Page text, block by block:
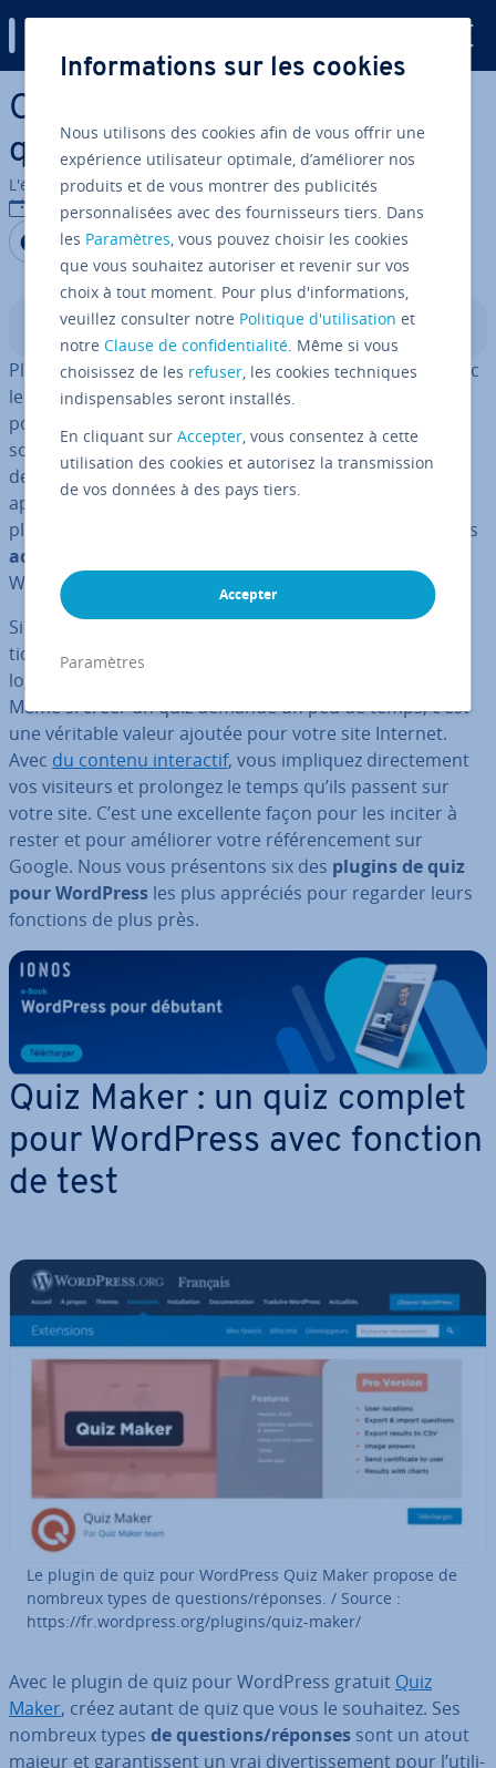
Aller au contenu principal
Com­pa­ra­tif de six plugins de
quiz pour WordPress
L'équipe édi­to­riale IONOS
15/09/2022
Partager sur Facebook
Partager sur Twitter
Partager sur LinkedIn
Sommaire
Plus de 35 % de tous les sites Internet ont été créés avec
le système de gestion de contenus WordPress. Ce CMS
populaire, avec plus de
son­na­li­ser très pré­ci­sé­ment les pages d’un site grâce à
des fonctions sup­plé­men­taires. Sont notamment
appréciés les plugins pour intégrer un ca­len­drier, les
plugins de cache ou les systèmes de boutiques. Une fois
activés
WordPress et, bien souvent, gra­tui­te­ment.
Si vous souhaitezintégrer un quizdans votre ins­tal­la­
tion WordPress, nul besoin de savoir pro­gram­mer un
logiciel. Il vous suffit de trouver un plugin spé­cia­lisé.
Même si créer un quiz demande un peu de temps, c’est
une véritable valeur ajoutée pour votre site Internet.
Avec du contenu in­te­rac­tif, vous impliquez di­rec­te­ment
vos visiteurs et prolongez le temps qu’ils passent sur
votre site. C’est une ex­cel­lente façon pour les inciter à
rester et pour améliorer votre ré­fé­ren­ce­ment sur
Google. Nous vous pré­sen­tons six des plugins de quiz
pour WordPress les plus appréciés pour regarder leurs
fonctions de plus près.
Quiz Maker : un quiz complet
pour WordPress avec fonction
de test
Le plugin de quiz pour WordPress Quiz Maker propose de
nombreux types de questions/réponses. / Source :
https://fr.wordpress.org/plugins/quiz-maker/
Avec le plugin de quiz pour WordPress gratuit Quiz
Maker, créez autant de quiz que vous le souhaitez. Ses
nombreux types de questions/réponses sont un atout
majeur et ga­ran­tis­sent un vrai di­ver­tis­se­ment pour l’uti­li­
Informations sur les cookies
Nous utilisons des cookies afin de vous offrir une
expérience utilisateur optimale, d’améliorer nos
produits et de vous montrer des publicités
personnalisées avec des fournisseurs tiers. Dans
les Paramètres, vous pouvez choisir les cookies
que vous souhaitez autoriser et revenir sur vos
choix à tout moment. Pour plus d'informations,
veuillez consulter notre Politique d'utilisation et
notreClause de confidentialité. Même si vous
choisissez de les refuser, les cookies techniques
indispensables seront installés.
En cliquant surAccepter, vous consentez à cette
utilisation des cookies et autorisez la transmission
de vos données à des pays tiers.
Accepter
Paramètres